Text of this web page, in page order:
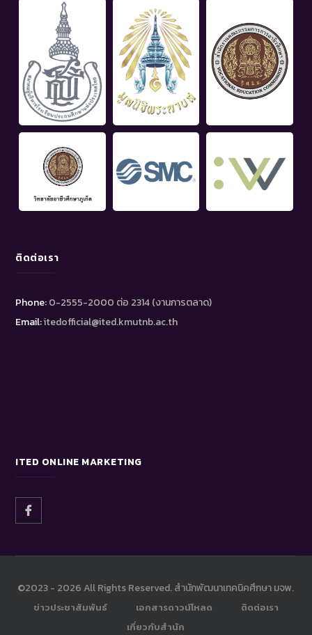
ติดต่อเรา
Phone:0-2555-2000 ต่อ 2314 (งานการตลาด)
Email:itedofficial@ited.kmutnb.ac.th
ITED ONLINE MARKETING
©2023 - 2026 All Rights Reserved. สำนักพัฒนาเทคนิคศึกษา มจพ.
ข่าวประชาสัมพันธ์ เอกสารดาวน์โหลด
ติดต่อเรา
เกี่ยวกับสำนัก